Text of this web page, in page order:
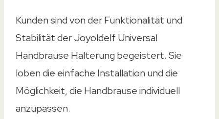
Kunden sind von der Funktionalität und
Stabilität der Joyoldelf Universal
Handbrause Halterung begeistert. Sie
loben die einfache Installation und die
Möglichkeit, die Handbrause individuell
anzupassen.